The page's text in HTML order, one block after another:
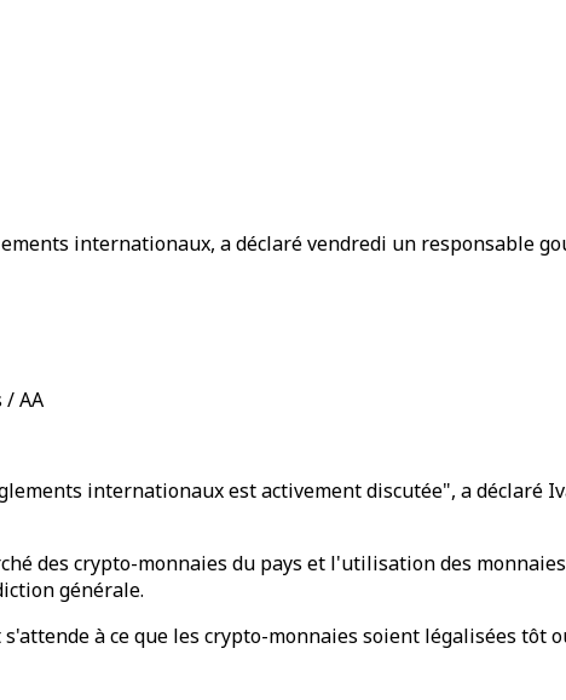
internationaux, a déclaré vendredi un responsable
AA
internationaux est activement discutée", a déclaré
des crypto-monnaies du pays et l'utilisation des
générale.
à ce que les crypto-monnaies soient légalisées tôt